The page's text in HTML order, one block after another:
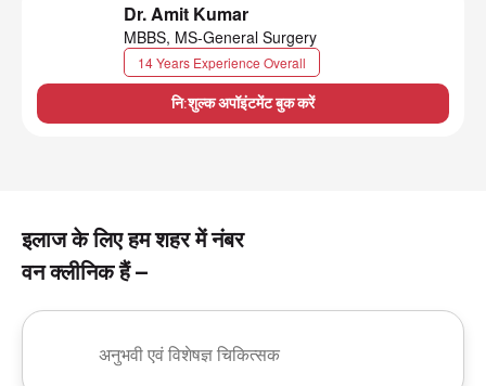
Dr. Amit Kumar
MBBS, MS-General Surgery
14 Years Experience Overall
नि:शुल्क अपॉइंटमेंट बुक करें
इलाज के लिए हम शहर में नंबर
वन क्लीनिक हैं –
अनुभवी एवं विशेषज्ञ चिकित्सक